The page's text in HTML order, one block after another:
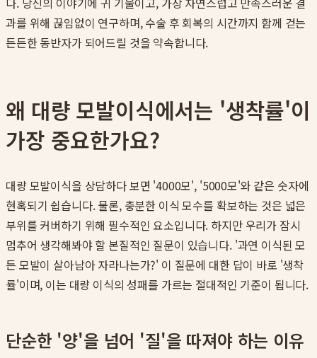
과를 위해 끊임없이 연구하며, 수술 후 회복의 시간까지 함께 걷는
든든한 동반자가 되어드릴 것을 약속합니다.
왜 대량 모발이식에서는 '생착률'이
가장 중요한가요?
대량 모발이식을 상담하다 보면 '4000모', '5000모'와 같은 숫자에
현혹되기 쉽습니다. 물론, 충분한 이식 모수를 확보하는 것은 넓은
부위를 커버하기 위해 필수적인 요소입니다. 하지만 우리가 잠시
멈추어 생각해봐야 할 본질적인 질문이 있습니다. '과연 이식된 모
든 모발이 살아남아 자라나는가?' 이 질문에 대한 답이 바로 '생착
률'이며, 이는 대량 이식의 성패를 가르는 절대적인 기준이 됩니다.
단순한 '양'을 넘어 '질'을 따져야 하는 이유